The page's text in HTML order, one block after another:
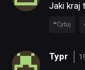
Jaki kraj
Cytuj
Typr